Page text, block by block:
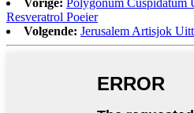
Resveratrol Poeier
Volgende: Jerusalem Artisjok